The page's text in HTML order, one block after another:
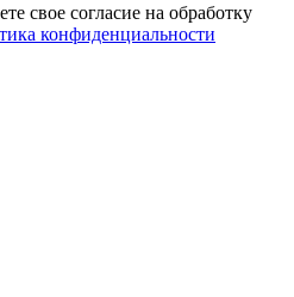
свое согласие на обработку
конфиденциальности